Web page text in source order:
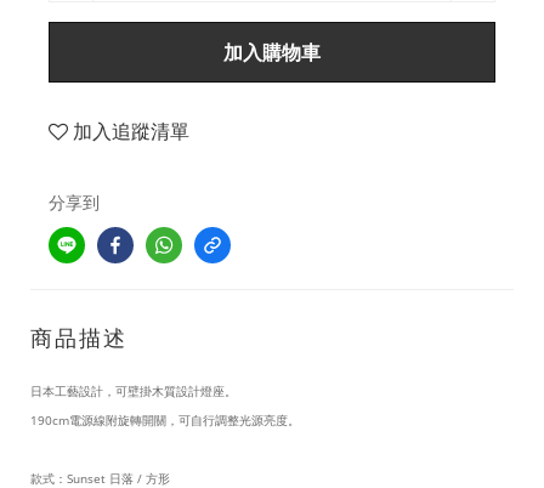
加入購物車
加入追蹤清單
分享到
商品描述
日本工藝設計，可壁掛木質設計燈座。
190cm電源線附旋轉開關，可自行調整光源亮度。
款式：Sunset 日落 / 方形